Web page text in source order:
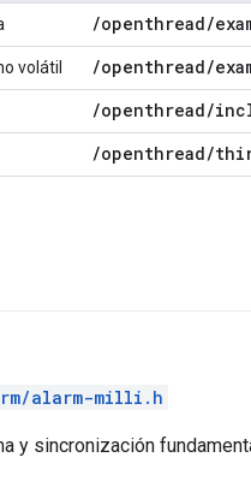
/openthread/
volátil /openthread/
/openthread/
/openthread/
alarm-milli.h
y sincronización